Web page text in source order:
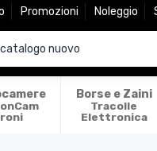
Promozioni Noleggio
Borse e Zaini
Tracolle
Elettronica